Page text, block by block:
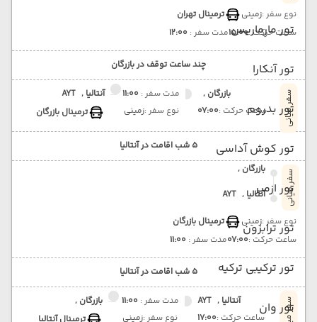
تور مارماریس
تور آنکارا
تور بدروم
تور کوش آداسی
تور ازمیر
تور ترابزون
تور ترکیبی ترکیه
تور وان
نوع سفر :زمینی
ترمینال تهران
ساعت حرکت :15:00مدت سفر : 12:00
چند ساعت توقف در بازرگان
سفر میانی
بازرگان ,
ساعت حرکت :07:00
مدت سفر : 11:00
نوع سفر :زمینی
آنتالیا , AYT
ترمینال بازرگان
5 شب اقامت در آنتالیا
سفر میانی
بازرگان ,
آنتالیا , AYT
نوع سفر :زمینی
ترمینال بازرگان
ساعت حرکت :07:00مدت سفر : 11:00
5 شب اقامت در آنتالیا
آنتالیا , AYT
ساعت حرکت :17:00
مدت سفر : 11:00
نوع سفر :زمینی
بازرگان ,